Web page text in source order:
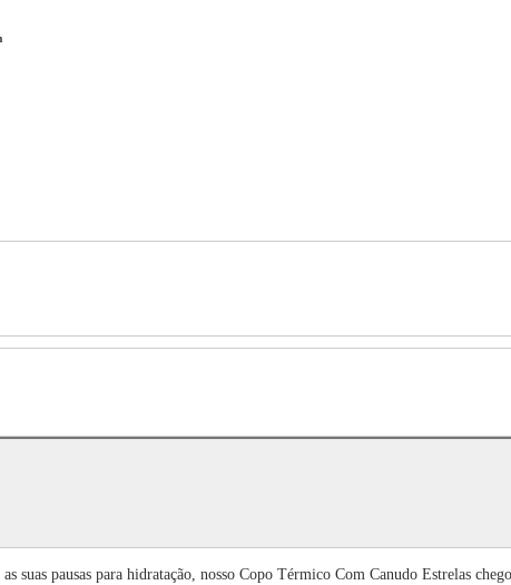
suas pausas para hidratação, nosso Copo Térmico Com Canudo Estrelas